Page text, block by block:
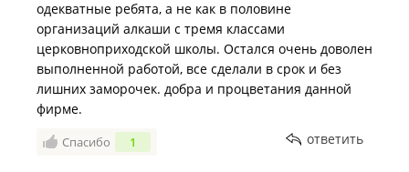
одекватные ребята, а не как в половине
организаций алкаши с тремя классами
церковноприходской школы. Остался очень доволен
выполненной работой, все сделали в срок и без
лишних заморочек. добра и процветания данной
фирме.
Спасибо 1 ответить